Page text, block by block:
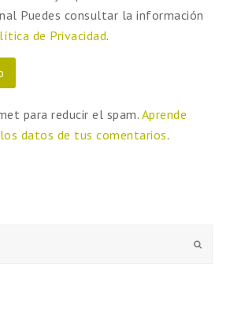
Puedes consultar la información
de Privacidad.
para reducir el spam. Aprende
datos de tus comentarios.
Enviar